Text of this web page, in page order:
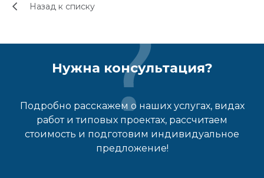
Назад к списку
Нужна консультация?
Подробно расскажем о наших услугах, видах
работ и типовых проектах, рассчитаем
стоимость и подготовим индивидуальное
предложение!